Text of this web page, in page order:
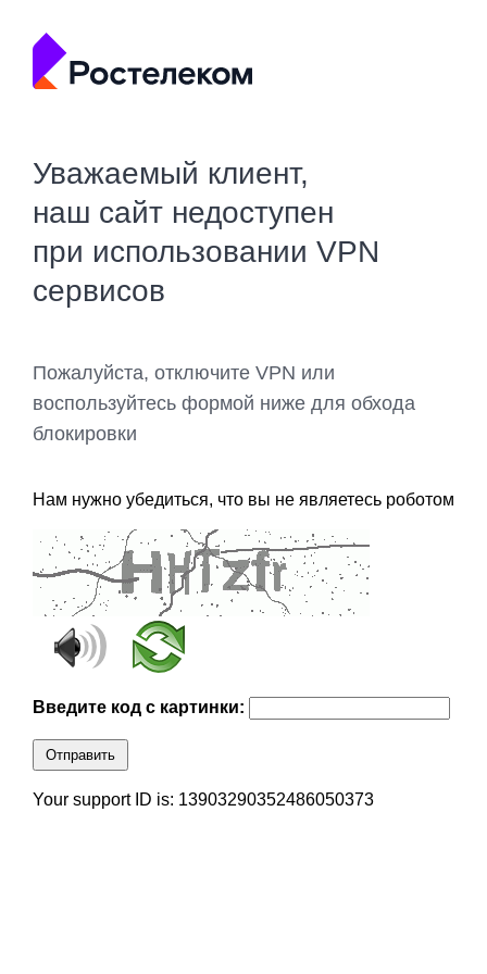
Уважаемый клиент,
наш сайт недоступен
при использовании VPN
сервисов
Пожалуйста, отключите VPN или
воспользуйтесь формой ниже для обхода
блокировки
Нам нужно убедиться, что вы не являетесь роботом
Введите код с картинки:
Отправить
Your support ID is: 13903290352486050373